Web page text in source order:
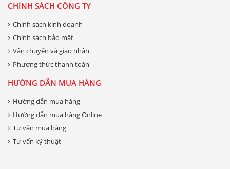
CHÍNH SÁCH CÔNG TY
Chính sách kinh doanh
Chính sách bảo mật
Vận chuyển và giao nhận
Phương thức thanh toán
HƯỚNG DẪN MUA HÀNG
Hướng dẫn mua hàng
Hướng dẫn mua hàng Online
Tư vấn mua hàng
Tư vấn kỹ thuật